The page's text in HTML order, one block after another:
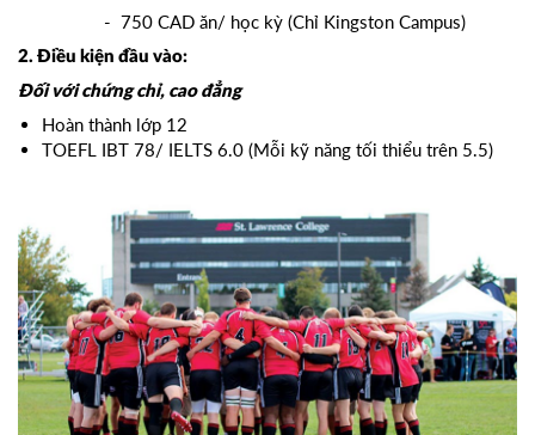
- 750 CAD ăn/ học kỳ (Chỉ Kingston Campus)
2. Điều kiện đầu vào:
Đối với chứng chỉ, cao đẳng
Hoàn thành lớp 12
TOEFL IBT 78/ IELTS 6.0 (Mỗi kỹ năng tối thiểu trên 5.5)